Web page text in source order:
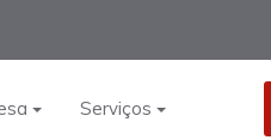
Serviços